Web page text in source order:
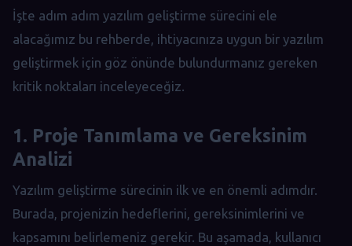
İşte adım adım yazılım geliştirme sürecini ele
alacağımız bu rehberde, ihtiyacınıza uygun bir yazılım
geliştirmek için göz önünde bulundurmanız gereken
kritik noktaları inceleyeceğiz.
1. Proje Tanımlama ve Gereksinim
Analizi
Yazılım geliştirme sürecinin ilk ve en önemli adımdır.
Burada, projenizin hedeflerini, gereksinimlerini ve
kapsamını belirlemeniz gerekir. Bu aşamada, kullanıcı